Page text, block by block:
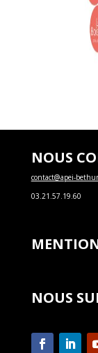
NOUS
contact@apei-
03.21.57.19.60
NOUS